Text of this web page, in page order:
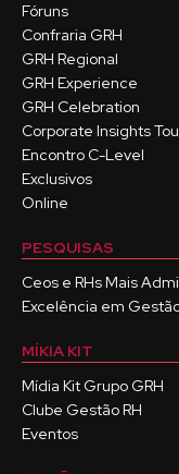
Fóruns
Confraria GRH
GRH Regional
GRH Experience
GRH Celebration
Corporate Insights
Encontro C-Level
Exclusivos
Online
PESQUISAS
Ceos e RHs Mais
Excelência em
MÍKIA KIT
Mídia Kit Grupo GRH
Clube Gestão RH
Eventos